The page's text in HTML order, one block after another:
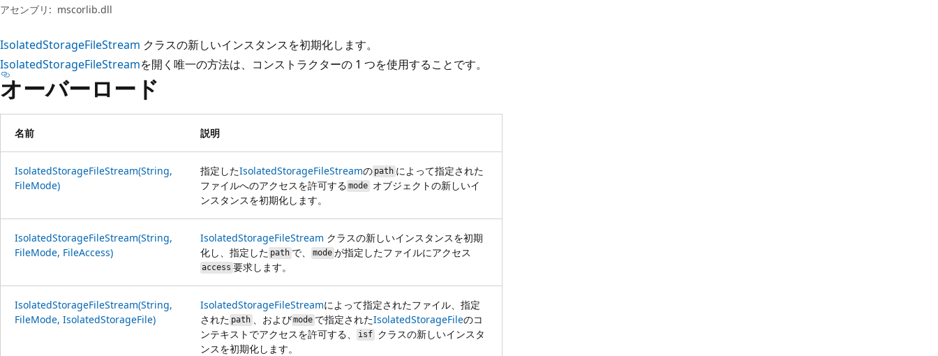
アセンブリ: mscorlib.dll
IsolatedStorageFileStream クラスの新しいインスタンスを初期化します。
IsolatedStorageFileStreamを開く唯一の方法は、コンストラクターの 1 つを使用することです。
オーバーロード
名前 説明
IsolatedStorageFileStream(String,
FileMode)
指定したIsolatedStorageFileStreamの pathによって指定された
ファイルへのアクセスを許可する modeオブジェクトの新しいイ
ンスタンスを初期化します。
IsolatedStorageFileStream(String,
FileMode, FileAccess)
IsolatedStorageFileStream クラスの新しいインスタンスを初期
化し、指定した pathで、 modeが指定したファイルにアクセス
access 要求します。
IsolatedStorageFileStream(String,
FileMode, IsolatedStorageFile)
IsolatedStorageFileStreamによって指定されたファイル、指定
された path、およびmodeで指定されたIsolatedStorageFileのコ
ンテキストでアクセスを許可する、
isfクラスの新しいインスタ
ンスを初期化します。